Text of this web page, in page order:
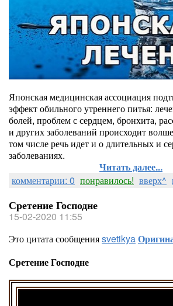
Японская медицинская ассоциация
эффект обильного утреннего питья:
болей, проблем с сердцем, бронхита,
и других заболеваний происходит
том числе речь идет и о длительных и
заболеваниях.
Читать далее...
комментарии: 0 понравилось! вверх^
Сретение Господне
15-02-2020 11:55
Это цитата сообщенияsvetikya
Сретение Господне